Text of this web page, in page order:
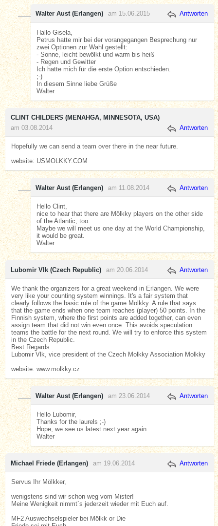
Walter Aust (Erlangen) am 15.06.2015 Antworten
Hallo Gisela,
Petrus hatte mir bei der vorangegangen Besprechung nur
zwei Optionen zur Wahl gestellt:
- Sonne, leicht bewölkt und warm bis heiß
- Regen und Gewitter
Ich hatte mich für die erste Option entschieden.
;-)
In diesem Sinne liebe Grüße
Walter
CLINT CHILDERS (MENAHGA, MINNESOTA, USA)
am 03.08.2014
Antworten
Hopefully we can send a team over there in the near future.
website: USMOLKKY.COM
Walter Aust (Erlangen) am 11.08.2014 Antworten
Hello Clint,
nice to hear that there are Mölkky players on the other side
of the Atlantic, too.
Maybe we will meet us one day at the World Championship,
it would be great.
Walter
Lubomir Vlk (Czech Republic) am 20.06.2014 Antworten
We thank the organizers for a great weekend in Erlangen. We were
very like your counting system winnings. It's a fair system that
clearly follows the basic rule of the game Molkky. A rule that says
that the game ends when one team reaches (player) 50 points. In the
Finnish system, where the first points are added together, can even
assign team that did not win even once. This avoids speculation
teams the battle for the next round. We will try to enforce this system
in the Czech Republic.
Best Regards
Lubomir Vlk, vice president of the Czech Molkky Association Molkky
website: www.molkky.cz
Walter Aust (Erlangen) am 23.06.2014 Antworten
Hello Lubomir,
Thanks for the laurels ;-)
Hope, we see us latest next year again.
Walter
Michael Friede (Erlangen) am 19.06.2014 Antworten
Servus Ihr Mölkker,
wenigstens sind wir schon weg vom Mister!
Meine Wenigkeit nimmt´s jederzeit wieder mit Euch auf.
MF2 Auswechselspieler bei Mölkk or Die